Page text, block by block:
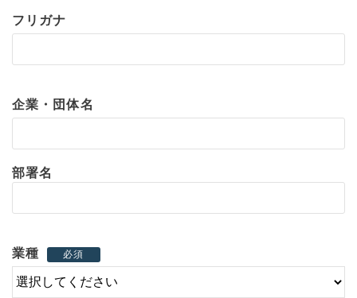
フリガナ
企業・団体名
部署名
業種 必須